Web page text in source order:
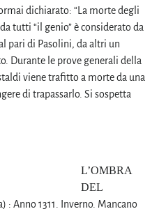
dichiarato: “La morte degli
tutti “il genio” è considerato da
pari di Pasolini, da altri un
Durante le prove generali della
viene trafitto a morte da una
di trapassarlo. Si sospetta
L’OMBRA
DEL
: Anno 1311. Inverno. Mancano